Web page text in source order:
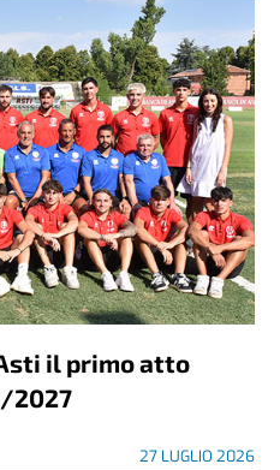
il primo atto
2027
27 LUGLIO 2026